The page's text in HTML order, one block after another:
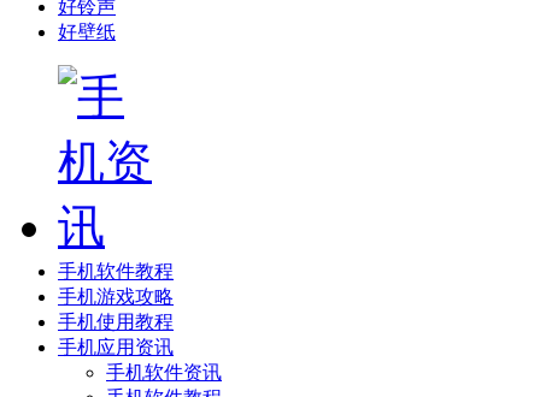
好铃声
好壁纸
手机软件教程
手机游戏攻略
手机使用教程
手机应用资讯
手机软件资讯